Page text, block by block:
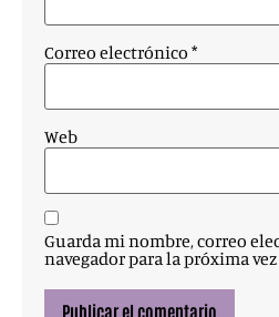
Correo electrónico *
Web
Guarda mi nombre, correo
navegador para la próxima